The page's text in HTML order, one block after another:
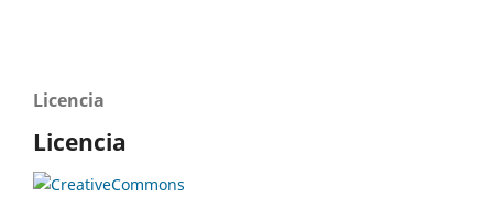
Licencia
Licencia